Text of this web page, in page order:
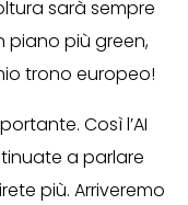
sarà sempre
piano più green,
trono europeo!
Così l’AI
a parlare
più. Arriveremo